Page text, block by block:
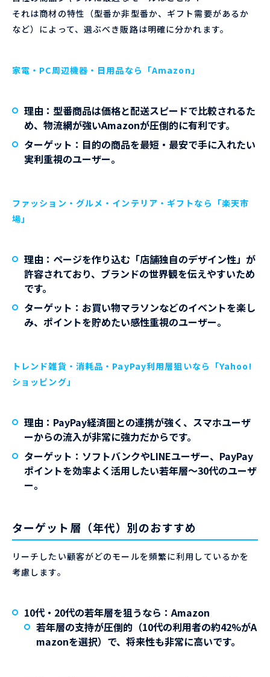
それは商材の特性（型番か非型番か、ギフト需要があるか
など）によって、選ぶべき販路は明確に分かれます。
家電・PC周辺機器・日用品なら「Amazon」
理由 ：型番商品は価格と配送スピードで比較されるた
め、物流網が強いAmazonが圧倒的に有利です。
ターゲット ：目的の商品を最短・最安で手に入れたい
実利重視のユーザー。
ファッション・グルメ・インテリア・ギフトなら「楽天市
場」
理由 ：ページを作り込む「店舗独自のデザイン性」が
許容されており、ブランドの世界観を伝えやすいため
です。
ターゲット ：お買い物マラソンなどのイベントを楽し
み、ポイントを貯めたい感性重視のユーザー。
トレンド雑貨・消耗品・PayPay利用層狙いなら「Yahoo!
ショッピング」
理由 ：PayPay経済圏との連携が強く、スマホユーザ
ーからの流入が非常に強力だからです。
ターゲット ：ソフトバンクやLINEユーザー、PayPay
ポイントを効率よく活用したい若年層〜30代のユーザ
ー。
ターゲット層（年代）別のおすすめ
リーチしたい顧客がどのモールを頻繁に利用しているかを
考慮します。
10代・20代の若年層を狙うなら：Amazon
若年層の支持が圧倒的（10代の利用者の約42%がA
mazonを選択）で、将来性も非常に高いです。